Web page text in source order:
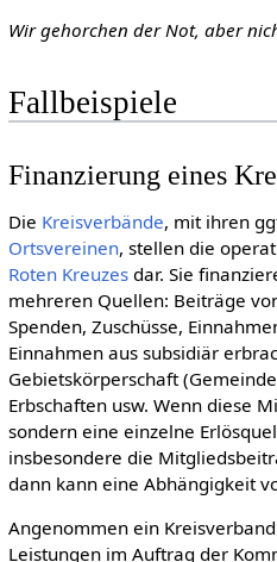
Wir gehorchen der Not, aber
Fallbeispiele
Finanzierung eines
Die Kreis­verbände, mit ihren
Ortsvereinen, stellen die
Roten Kreu­zesdar. Sie
mehreren Quellen: Beiträge
Spenden, Zuschüsse,
Einnahmen aus subsidiär
Gebietskörperschaft
Erbschaften usw. Wenn diese
sondern eine einzelne
insbesondere die
dann kann eine Abhängigkeit
Angenommen ein
Leistungen im Auftrag der